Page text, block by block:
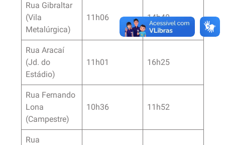
Rua Gibraltar
(Vila
Metalúrgica)
11h06 14h40
Rua Aracaí
(Jd. do
Estádio)
11h01 16h25
Rua Fernando
Lona
(Campestre)
10h36 11h52
Rua